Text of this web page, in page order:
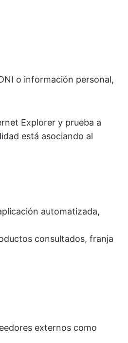
o información personal,
Explorer y prueba a
está asociando al
automatizada,
consultados, franja
externos como